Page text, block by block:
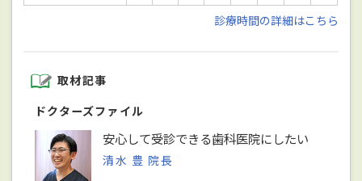
診療時間の詳細はこちら
取材記事
ドクターズファイル
安心して受診できる歯科医院にしたい
清水 豊 院長